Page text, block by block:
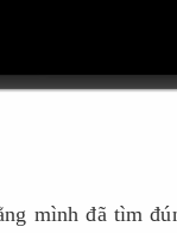
mình đã tìm